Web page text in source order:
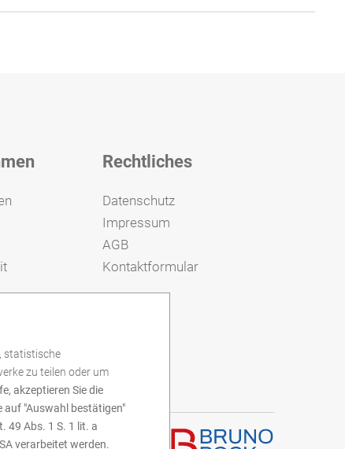
statistische
zu teilen oder um
akzeptieren Sie die
auf "Auswahl bestätigen"
49 Abs. 1 S. 1 lit. a
verarbeitet werden.
Rechtliches
Datenschutz
Impressum
AGB
Kontaktformular